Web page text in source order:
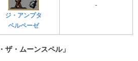
ジ・アンプタ
ベルペーゼ
-
ザ・ムーンスペル」